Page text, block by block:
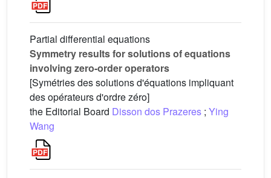
Partial differential equations
Symmetry results for solutions of equations
involving zero-order operators
[Symétries des solutions d'équations impliquant
des opérateurs d'ordre zéro]
the Editorial Board Disson dos Prazeres ; Ying
Wang